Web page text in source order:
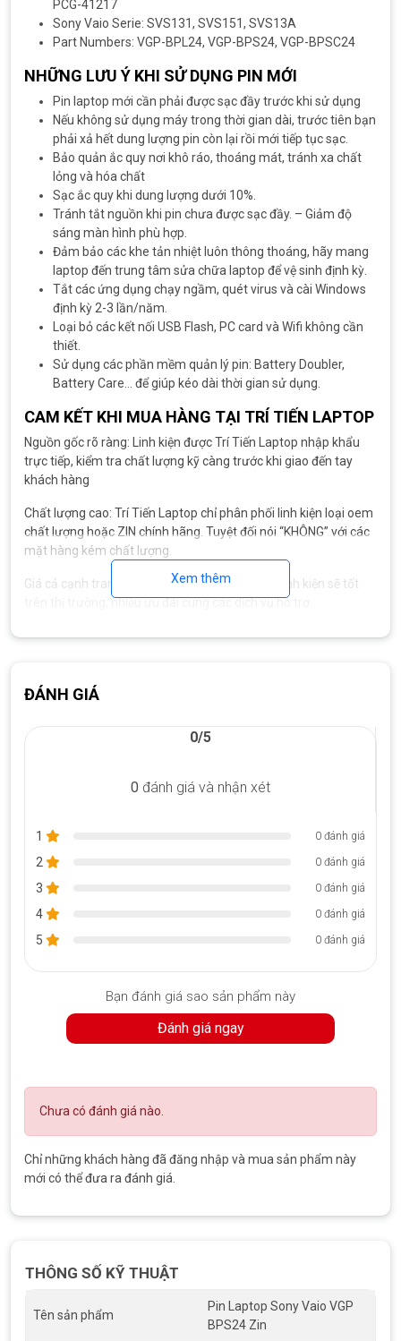
PCG-41217
Sony Vaio Serie: SVS131, SVS151, SVS13A
Part Numbers: VGP-BPL24, VGP-BPS24, VGP-BPSC24
NHỮNG LƯU Ý KHI SỬ DỤNG PIN MỚI
Pin laptop mới cần phải được sạc đầy trước khi sử dụng
Nếu không sử dụng máy trong thời gian dài, trước tiên bạn
phải xả hết dung lượng pin còn lại rồi mới tiếp tục sạc.
Bảo quản ắc quy nơi khô ráo, thoáng mát, tránh xa chất
lỏng và hóa chất
Sạc ắc quy khi dung lượng dưới 10%.
Tránh tắt nguồn khi pin chưa được sạc đầy. – Giảm độ
sáng màn hình phù hợp.
Đảm bảo các khe tản nhiệt luôn thông thoáng, hãy mang
laptop đến trung tâm sửa chữa laptop để vệ sinh định kỳ.
Tắt các ứng dụng chạy ngầm, quét virus và cài Windows
định kỳ 2-3 lần/năm.
Loại bỏ các kết nối USB Flash, PC card và Wifi không cần
thiết.
Sử dụng các phần mềm quản lý pin: Battery Doubler,
Battery Care… để giúp kéo dài thời gian sử dụng.
CAM KẾT KHI MUA HÀNG TẠI TRÍ TIẾN LAPTOP
Nguồn gốc rõ ràng: Linh kiện được Trí Tiến Laptop nhập khẩu
trực tiếp, kiểm tra chất lượng kỹ càng trước khi giao đến tay
khách hàng
Chất lượng cao: Trí Tiến Laptop chỉ phân phối linh kiện loại oem
chất lượng hoặc ZIN chính hãng. Tuyệt đối nói “KHÔNG” với các
mặt hàng kém chất lượng.
Giá cả cạnh tranh: Trí Tiến Laptop cam kết giá linh kiện sẽ tốt
trên thị trường, nhiều ưu đãi cùng các dịch vụ hỗ trợ.
Bảo hành dài hạn: Tất cảlinh kiện laptop Sonydo Trí Tiến
Hỗ trợ thay thế: Trí Tiến Laptop có đội ngũ kỹ thuật giàu kinh
chữa linh kiện.
Hotline: 0888.466.888
Địa chỉ cửa hàng: Số 93, Hoàng Cầu, Đống Đa, Hà Nội
Xem thêm
ĐÁNH GIÁ
0/5
0 đánh giá và nhận xét
1 0 đánh giá
2 0 đánh giá
3 0 đánh giá
4 0 đánh giá
5 0 đánh giá
Bạn đánh giá sao sản phẩm này
Đánh giá ngay
Chưa có đánh giá nào.
Chỉ những khách hàng đã đăng nhập và mua sản phẩm này
mới có thể đưa ra đánh giá.
THÔNG SỐ KỸ THUẬT
Tên sản phẩm
Pin Laptop Sony Vaio VGP
BPS24 Zin